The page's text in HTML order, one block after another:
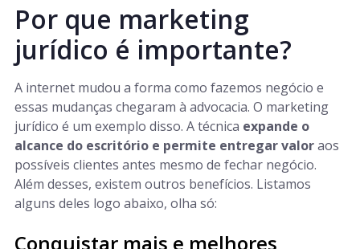
Por que marketing
jurídico é importante?
A internet mudou a forma como fazemos negócio e
essas mudanças chegaram à advocacia. O marketing
jurídico é um exemplo disso. A técnica expande o
alcance do escritório e permite entregar valoraos
possíveis clientes antes mesmo de fechar negócio.
Além desses, existem outros benefícios. Listamos
alguns deles logo abaixo, olha só:
Conquistar mais e melhores